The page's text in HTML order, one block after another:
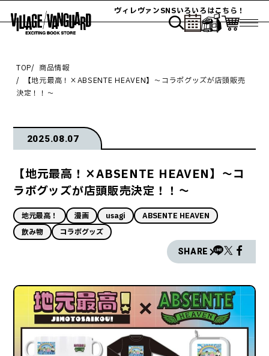
ヴィレヴァンSNSいろいろはこちら！
TOP
商品情報
【地元最高！×ABSENTE HEAVEN】～コラボグッズが店頭販売
決定！！～
2025.08.07
【地元最高！×ABSENTE HEAVEN】～コ
ラボグッズが店頭販売決定！！～
地元最高！ 漫画 usagi
ABSENTE HEAVEN
飲み物
コラボグッズ
SHARE